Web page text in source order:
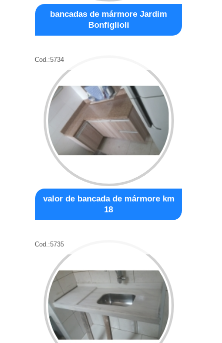
bancadas de mármore Jardim
Bonfiglioli
Cod.:5734
valor de bancada de mármore km
18
Cod.:5735